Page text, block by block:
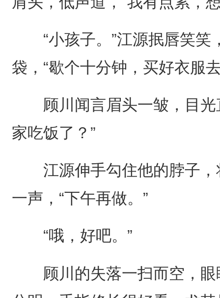
“小孩子。”江源抿唇笑笑
袋，“歇个十分钟，买好衣服
顾川闻言眉头一皱，目光
家吃饭了？”
江源伸手勾住他的脖子，
一声，“下午再做。”
“哦，好吧。”
顾川的失落一扫而空，眼